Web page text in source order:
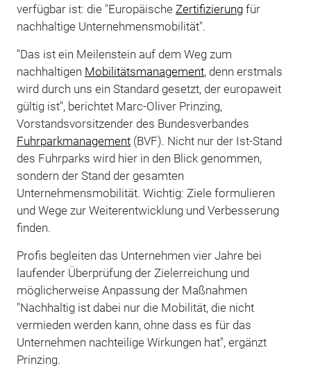
verfügbar ist: die "Europäische Zertifizierungfür
nachhaltige Unternehmensmobilität".
"Das ist ein Meilenstein auf dem Weg zum
nachhaltigen Mobilitätsmanagement, denn erstmals
wird durch uns ein Standard gesetzt, der europaweit
gültig ist", berichtet Marc-Oliver Prinzing,
Vorstandsvorsitzender des Bundesverbandes
Fuhrparkmanagement(BVF). Nicht nur der Ist-Stand
des Fuhrparks wird hier in den Blick genommen,
sondern der Stand der gesamten
Unternehmensmobilität. Wichtig: Ziele formulieren
und Wege zur Weiterentwicklung und Verbesserung
finden.
Profis begleiten das Unternehmen vier Jahre bei
laufender Überprüfung der Zielerreichung und
möglicherweise Anpassung der Maßnahmen
"Nachhaltig ist dabei nur die Mobilität, die nicht
vermieden werden kann, ohne dass es für das
Unternehmen nachteilige Wirkungen hat", ergänzt
Prinzing.